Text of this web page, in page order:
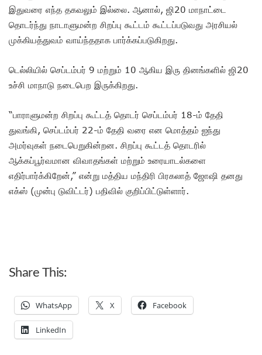
இதுவரை எந்த தகவலும் இல்லை. ஆனால், ஜி20 மாநாட்டை
தொடர்ந்து நாடாளுமன்ற சிறப்பு கூட்டம் கூட்டப்படுவது அரசியல்
முக்கியத்துவம் வாய்ந்ததாக பார்க்கப்படுகிறது.
டெல்லியில் செப்டம்பர் 9 மற்றும் 10 ஆகிய இரு தினங்களில் ஜி20
உச்சி மாநாடு நடைபெற இருக்கிறது.
“பாராளுமன்ற சிறப்பு கூட்டத் தொடர் செப்டம்பர் 18-ம் தேதி
துவங்கி, செப்டம்பர் 22-ம் தேதி வரை என மொத்தம் ஐந்து
அமர்வுகள் நடைபெறுகின்றன. சிறப்பு கூட்டத் தொடரில்
ஆக்கப்பூர்வமான விவாதங்கள் மற்றும் உரையாடல்களை
எதிர்பார்க்கிறேன்,” என்று மத்திய மந்திரி பிரகலாத் ஜோஷி தனது
எக்ஸ் (முன்பு டுவிட்டர்) பதிவில் குறிப்பிட்டுள்ளார்.
Share This:
WhatsApp X Facebook
LinkedIn